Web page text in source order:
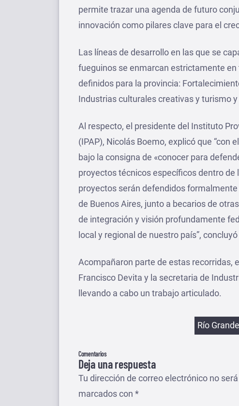
permite trazar una agenda de futuro
innovación como pilares clave para el
Las líneas de desarrollo en las que se
fueguinos se enmarcan estrictamente
definidos para la provincia:
Industrias culturales creativas y turismo
Al respecto, el presidente del Instituto
(IPAP), Nicolás Boemo, explicó que “con
bajo la consigna de «conocer para
proyectos técnicos específicos dentro de
proyectos serán defendidos
de Buenos Aires, junto a becarios de
de integración y visión profundamente
local y regional de nuestro país”,
Acompañaron parte de estas recorridas,
Francisco Devita y la secretaria de
llevando a cabo un trabajo articulado.
Etiquetas
Río Grande
Comentarios
Deja una respuesta
Tu dirección de correo electrónico no
marcados con *